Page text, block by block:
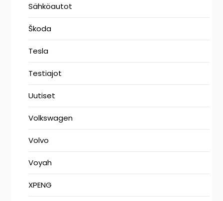
Sähköautot
Škoda
Tesla
Testiajot
Uutiset
Volkswagen
Volvo
Voyah
XPENG